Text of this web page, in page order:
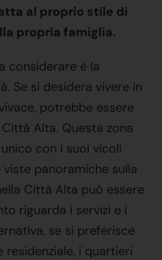
al proprio stile di
propria famiglia.
considerare è la
Se si desidera vivere in
potrebbe essere
Alta. Questa zona
con i suoi vicoli
panoramiche sulla
Città Alta può essere
riguarda i servizi e i
se si preferisce
residenziale, i quartieri